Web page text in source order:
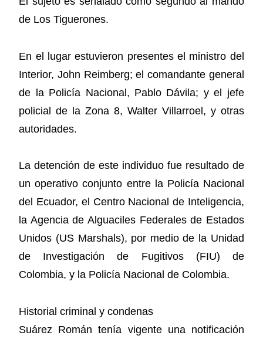
de Los Tiguerones.
En el lugar estuvieron presentes el ministro del
Interior, John Reimberg; el comandante general
de la Policía Nacional, Pablo Dávila; y el jefe
policial de la Zona 8, Walter Villarroel, y otras
autoridades.
La detención de este individuo fue resultado de
un operativo conjunto entre la Policía Nacional
del Ecuador, el Centro Nacional de Inteligencia,
la Agencia de Alguaciles Federales de Estados
Unidos (US Marshals), por medio de la Unidad
de Investigación de Fugitivos (FIU) de
Colombia, y la Policía Nacional de Colombia.
Historial criminal y condenas
Suárez Román tenía vigente una notificación